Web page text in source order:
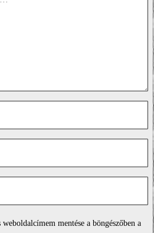
mentése a böngészőben a